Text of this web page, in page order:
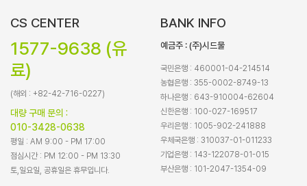
CS CENTER
1577-9638 (유
료)
(해외 : +82-42-716-0227)
대량 구매 문의 :
010-3428-0638
평일 : AM 9:00 - PM 17:00
점심시간 : PM 12:00 - PM 13:30
토,일요일, 공휴일은 휴무입니다.
BANK INFO
예금주 : (주)시드물
국민은행 : 460001-04-214514
농협은행 : 355-0002-8749-13
하나은행 : 643-910004-62604
신한은행 : 100-027-169517
우리은행 : 1005-902-241888
우체국은행 : 310037-01-011233
기업은행 : 143-122078-01-015
부산은행 : 101-2047-1354-09